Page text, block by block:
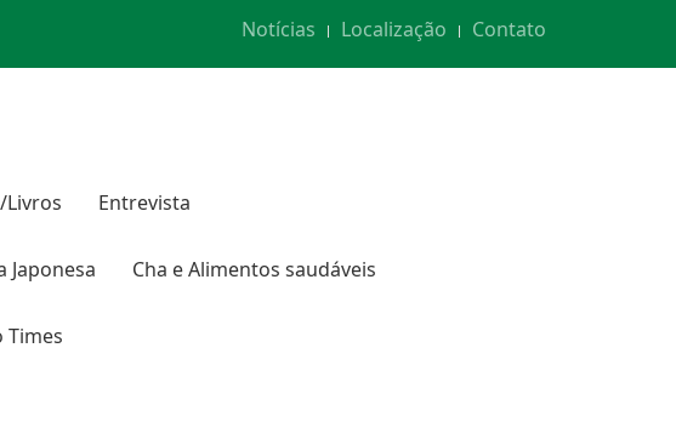
Notícias Localização Contato
Entrevista
Japonesa Cha e Alimentos saudáveis
Times